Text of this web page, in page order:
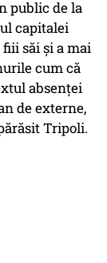
public de la
capitalei
săi şi a mai
cum că
absenţei
de externe,
Tripoli.